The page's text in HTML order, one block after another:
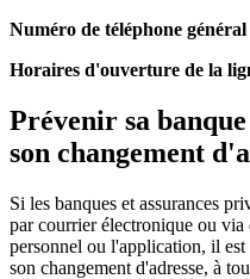
Numéro de téléphone général
Horaires d'ouverture de la
Prévenir sa
son changement
Si les banques et assurances
par courrier électronique ou via
personnel ou l'application, il
son changement d'adresse, à